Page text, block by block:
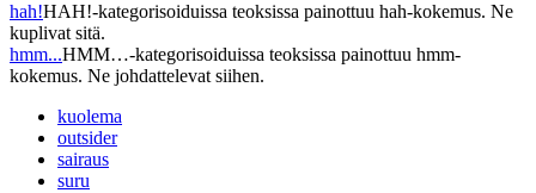
hah!HAH!-kategorisoiduissa teoksissa painottuu hah-kokemus. Ne
kuplivat sitä.
hmm...HMM…-kategorisoiduissa teoksissa painottuu hmm-
kokemus. Ne johdattelevat siihen.
kuolema
outsider
sairaus
suru